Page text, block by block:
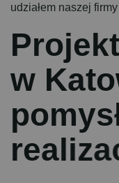
udziałem naszej
Projekt
w Kato
pomys
realiza